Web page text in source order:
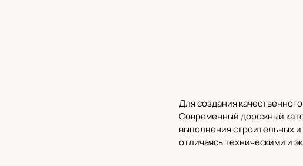
Для создания
Современный дорожный
выполнения строительных
отличаясь техническими и